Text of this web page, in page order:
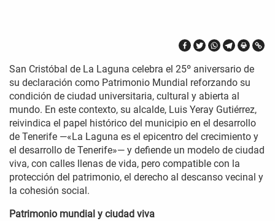
San Cristóbal de La Laguna celebra el 25º aniversario de
su declaración como Patrimonio Mundial reforzando su
condición de ciudad universitaria, cultural y abierta al
mundo. En este contexto, su alcalde, Luis Yeray Gutiérrez,
reivindica el papel histórico del municipio en el desarrollo
de Tenerife —«La Laguna es el epicentro del crecimiento y
el desarrollo de Tenerife»— y defiende un modelo de ciudad
viva, con calles llenas de vida, pero compatible con la
protección del patrimonio, el derecho al descanso vecinal y
la cohesión social.
Patrimonio mundial y ciudad viva